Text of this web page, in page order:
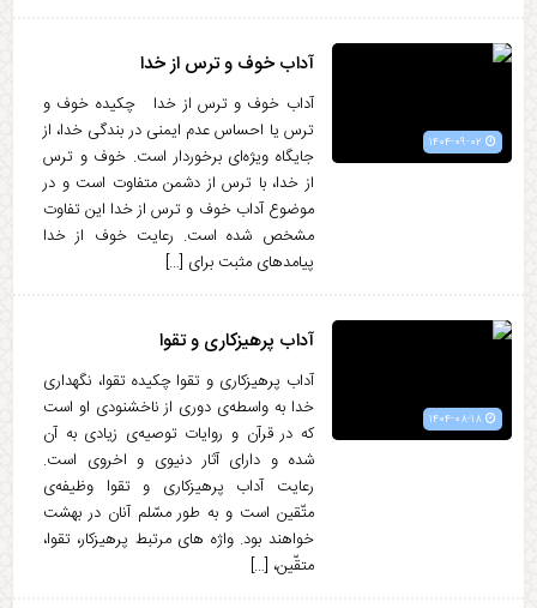
آداب خوف و ترس از خدا
آداب خوف و ترس از خدا چکیده خوف و
ترس یا احساس عدم ایمنی در بندگی خدا، از
جایگاه ویژه‌ای برخوردار است. خوف و ترس
از خدا، با ترس از دشمن متفاوت است و در
موضوع آداب خوف و ترس از خدا این تفاوت
مشخص شده است. رعایت خوف از خدا
پیامدهای مثبت برای […]
آداب پرهیزکاری و تقوا
آداب پرهیزکاری و تقوا چکیده تقوا، نگهداری
خدا به واسطه‌ی دوری از ناخشنودی او است
که در قرآن و روایات توصیه‌ی زیادی به آن
شده و دارای آثار دنیوی و اخروی است.
رعایت آداب پرهیزکاری و تقوا وظیفه‌ی
متّقین است و به طور مسّلم آنان در بهشت
خواهند بود. واژه های مرتبط پرهیزکار، تقوا،
متقّین، […]